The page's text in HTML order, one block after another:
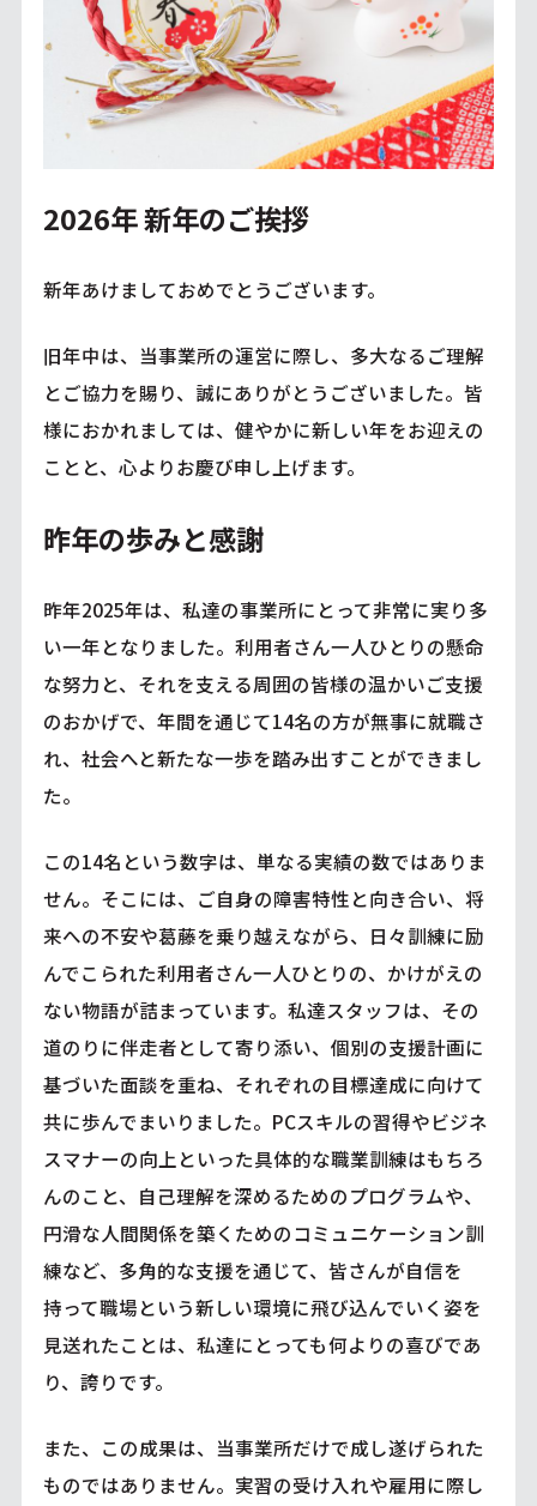
2026年 新年のご挨拶
新年あけましておめでとうございます。
旧年中は、当事業所の運営に際し、多大なるご理解
とご協力を賜り、誠にありがとうございました。皆
様におかれましては、健やかに新しい年をお迎えの
ことと、心よりお慶び申し上げます。
昨年の歩みと感謝
昨年2025年は、私達の事業所にとって非常に実り多
い一年となりました。利用者さん一人ひとりの懸命
な努力と、それを支える周囲の皆様の温かいご支援
のおかげで、年間を通じて14名の方が無事に就職さ
れ、社会へと新たな一歩を踏み出すことができまし
た。
この14名という数字は、単なる実績の数ではありま
せん。そこには、ご自身の障害特性と向き合い、将
来への不安や葛藤を乗り越えながら、日々訓練に励
んでこられた利用者さん一人ひとりの、かけがえの
ない物語が詰まっています。私達スタッフは、その
道のりに伴走者として寄り添い、個別の支援計画に
基づいた面談を重ね、それぞれの目標達成に向けて
共に歩んでまいりました。PCスキルの習得やビジネ
スマナーの向上といった具体的な職業訓練はもちろ
んのこと、自己理解を深めるためのプログラムや、
円滑な人間関係を築くためのコミュニケーション訓
練など、多角的な支援を通じて、皆さんが自信を
持って職場という新しい環境に飛び込んでいく姿を
見送れたことは、私達にとっても何よりの喜びであ
り、誇りです。
また、この成果は、当事業所だけで成し遂げられた
ものではありません。実習の受け入れや雇用に際し